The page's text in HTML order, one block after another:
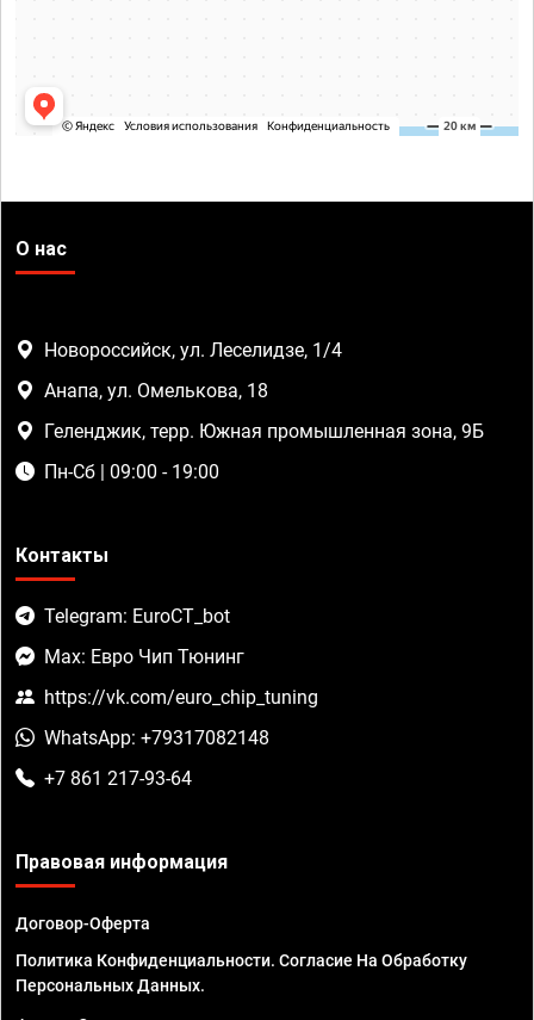
О нас
Новороссийск, ул. Леселидзе, 1/4
Анапа, ул. Омелькова, 18
Геленджик, терр. Южная промышленная зона, 9Б
Пн-Сб | 09:00 - 19:00
Контакты
Telegram: EuroCT_bot
Max: Евро Чип Тюнинг
https://vk.com/euro_chip_tuning
WhatsApp: +79317082148
+7 861 217-93-64
Правовая информация
Договор-Оферта
Политика Конфиденциальности. Согласие На Обработку
Персональных Данных.